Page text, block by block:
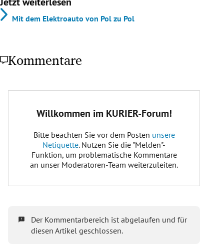
Mit dem Elektroauto von Pol zu Pol
Kommentare